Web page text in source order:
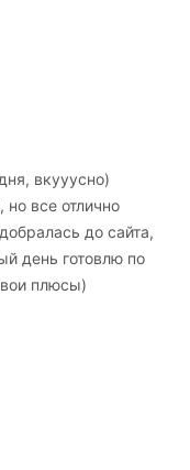
вкууусно)
все отлично
до сайта,
день готовлю по
плюсы)